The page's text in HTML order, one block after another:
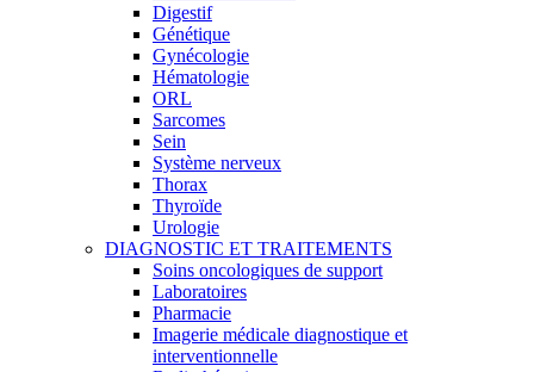
Digestif
Génétique
Gynécologie
Hématologie
ORL
Sarcomes
Sein
Système nerveux
Thorax
Thyroïde
Urologie
DIAGNOSTIC ET TRAITEMENTS
Soins oncologiques de support
Laboratoires
Pharmacie
Imagerie médicale diagnostique et
interventionnelle